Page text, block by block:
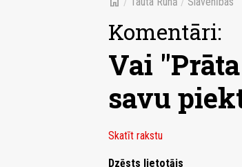
Komentāri:
Vai
savu
Skatīt rakstu
Dzēsts lietotājs